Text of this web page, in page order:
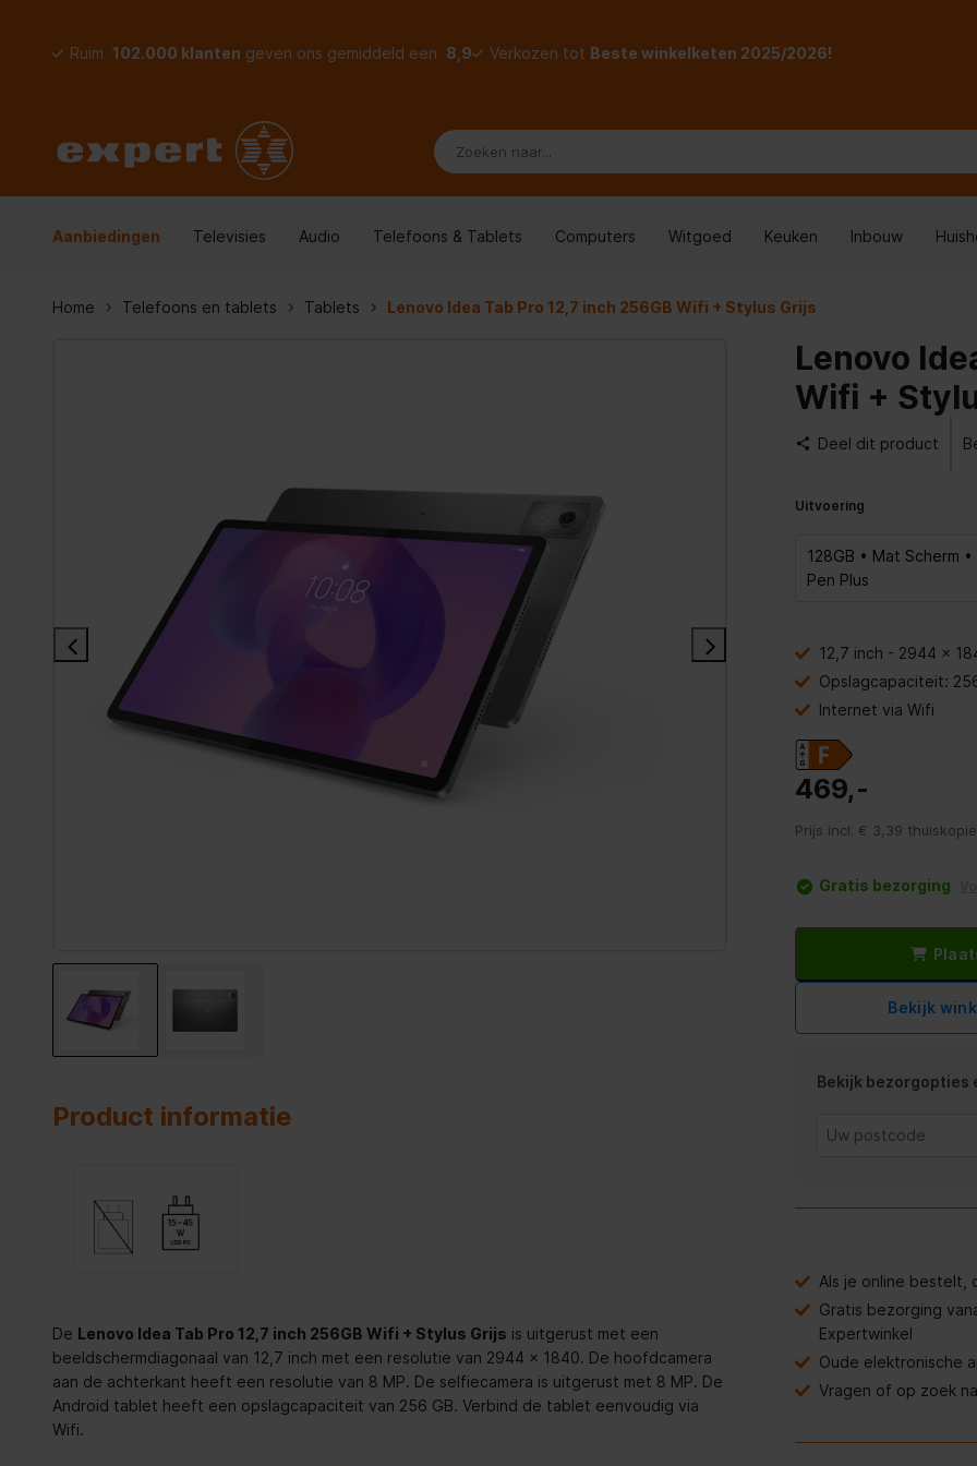
Ruim 102.000 klanten geven ons gemiddeld een 8,9 Verkozen tot Beste winkelketen 2025/2026!
Aanbiedingen Televisies Audio Telefoons & Tablets Computers Witgoed Keuken Inbouw
Home Telefoons en tablets Tablets Lenovo Idea Tab Pro 12,7 inch 256GB Wifi + Stylus Grijs
Product informatie
De Lenovo Idea Tab Pro 12,7 inch 256GB Wifi + Stylus Grijs is uitgerust met een
beeldschermdiagonaal van 12,7 inch met een resolutie van 2944 x 1840. De hoofdcamera
aan de achterkant heeft een resolutie van 8 MP. De selfiecamera is uitgerust met 8 MP. De
Android tablet heeft een opslagcapaciteit van 256 GB. Verbind de tablet eenvoudig via
Wifi.
Lenovo
Wifi +
Deel dit product
Uitvoering
128GB • Mat Scherm
Pen Plus
12,7 inch - 2944 x
Opslagcapaciteit:
Internet via Wifi
469,-
Prijs incl. € 3,39
Gratis bezorging
Bekijk
Bekijk bezorgopties
Als je online bestelt,
Gratis bezorging
Expertwinkel
Oude elektronische
Vragen of op zoek